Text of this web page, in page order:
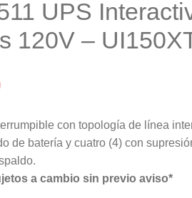
UPS
120V –
con topología de línea
de batería y cuatro (4) con
a cambio sin previo aviso*